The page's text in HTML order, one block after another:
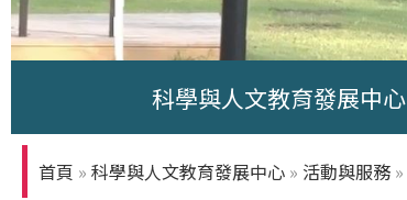
中原大學-你
知多少
科學與人文教育發展中心
首頁 » 科學與人文教育發展中心 » 活動與服務 »